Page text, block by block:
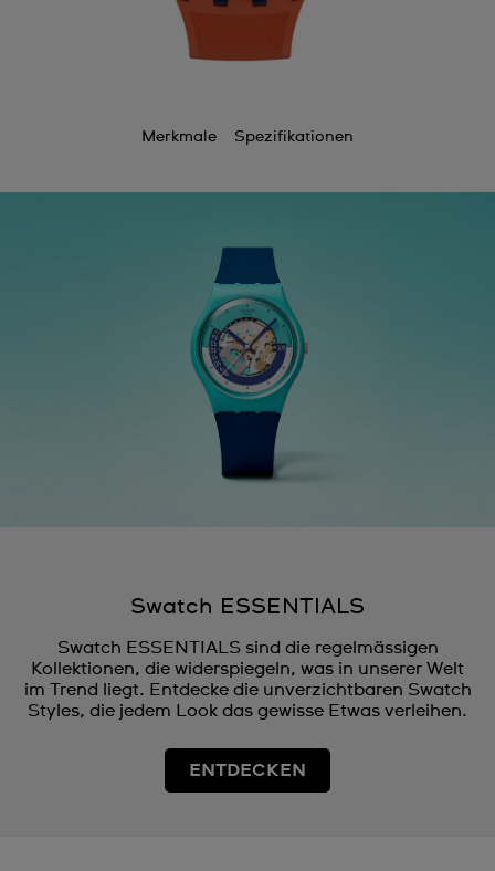
Merkmale Spezifikationen
Swatch ESSENTIALS
Swatch ESSENTIALS sind die regelmässigen
Kollektionen, die widerspiegeln, was in unserer Welt
im Trend liegt. Entdecke die unverzichtbaren Swatch
Styles, die jedem Look das gewisse Etwas verleihen.
ENTDECKEN